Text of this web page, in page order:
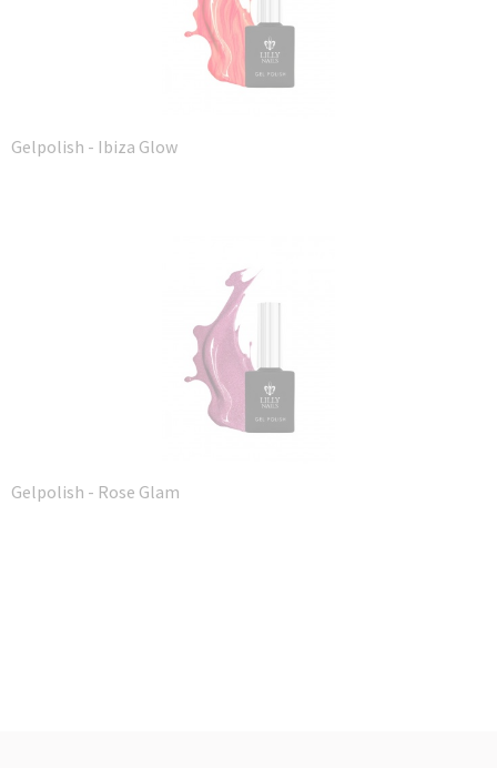
Gelpolish - Ibiza Glow
Gelpolish - Rose Glam